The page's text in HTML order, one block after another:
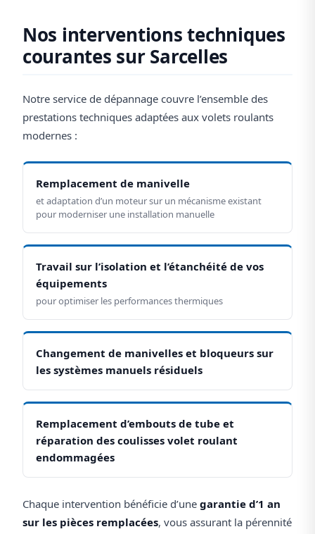
Nos interventions techniques
courantes sur Sarcelles
Notre service de dépannage couvre l’ensemble des
prestations techniques adaptées aux volets roulants
modernes :
Remplacement de manivelle
et adaptation d’un moteur sur un mécanisme existant
pour moderniser une installation manuelle
Travail sur l’isolation et l’étanchéité de vos
équipements
pour optimiser les performances thermiques
Changement de manivelles et bloqueurs sur
les systèmes manuels résiduels
Remplacement d’embouts de tube et
réparation des coulisses volet roulant
endommagées
Chaque intervention bénéficie d’une garantie d’1 an
sur les pièces remplacées, vous assurant la pérennité